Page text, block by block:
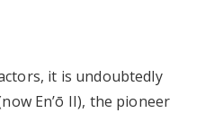
it is undoubtedly
En’ō II), the pioneer